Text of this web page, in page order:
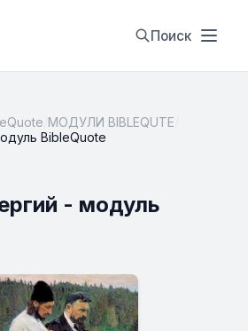
Поиск
МОДУЛИ BIBLEQUTE
BibleQuote
- модуль